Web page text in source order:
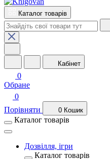
Каталог товарів
Кабінет
0
Обране
0
Порівняти
0 Кошик
Каталог товарів
Дозвілля, ігри
Каталог товарів